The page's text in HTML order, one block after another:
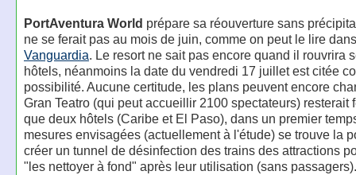
PortAventura World prépare sa réouverture sans
ne se ferait pas au mois de juin, comme on peut le lire
Vanguardia. Le resort ne sait pas encore quand il rouvrira
hôtels, néanmoins la date du vendredi 17 juillet est citée
possibilité. Aucune certitude, les plans peuvent encore
Gran Teatro (qui peut accueillir 2100 spectateurs) resterait
que deux hôtels (Caribe et El Paso), dans un premier
mesures envisagées (actuellement à l'étude) se trouve la
créer un tunnel de désinfection des trains des attractions
"les nettoyer à fond" après leur utilisation (sans passagers).